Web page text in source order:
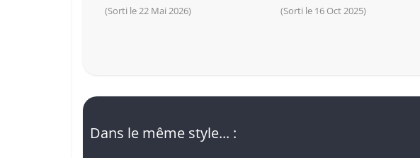
(Sorti le 22 Mai 2026) (Sorti le 16 Oct 2025)
Dans le même style... :